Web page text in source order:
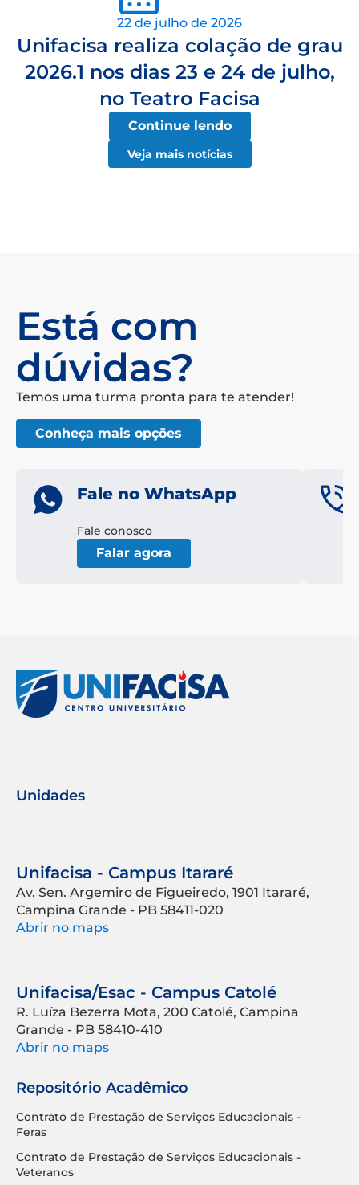
22 de julho de 2026
Unifacisa realiza colação de grau
2026.1 nos dias 23 e 24 de julho,
no Teatro Facisa
Continue lendo
Veja mais notícias
Está com
dúvidas?
Temos uma turma pronta para te atender!
Conheça mais opções
Fale no WhatsApp
Fale conosco
Falar agora
Unidades
Unifacisa - Campus Itararé
Av. Sen. Argemiro de Figueiredo, 1901 Itararé,
Campina Grande - PB 58411-020
Abrir no maps
Unifacisa/Esac - Campus Catolé
R. Luíza Bezerra Mota, 200 Catolé, Campina
Grande - PB 58410-410
Abrir no maps
Repositório Acadêmico
Contrato de Prestação de Serviços Educacionais -
Feras
Contrato de Prestação de Serviços Educacionais -
Veteranos